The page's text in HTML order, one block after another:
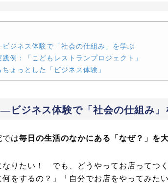
ジネス体験で「社会の仕組み」を学ぶ
例：「こどもレストランプロジェクト」
ょっとした「ビジネス体験」
ビジネス体験で「社会の仕組み」
では毎日の生活のなかにある「なぜ？」を
なりたい！ でも、どうやってお店ってつ
何をするの？」「自分でお店をやってみ